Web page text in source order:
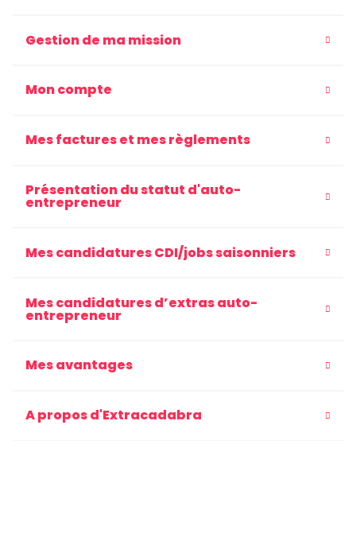
Gestion de ma mission
Mon compte
Mes factures et mes règlements
Présentation du statut d'auto-
entrepreneur
Mes candidatures CDI/jobs saisonniers
Mes candidatures d’extras auto-
entrepreneur
Mes avantages
A propos d'Extracadabra